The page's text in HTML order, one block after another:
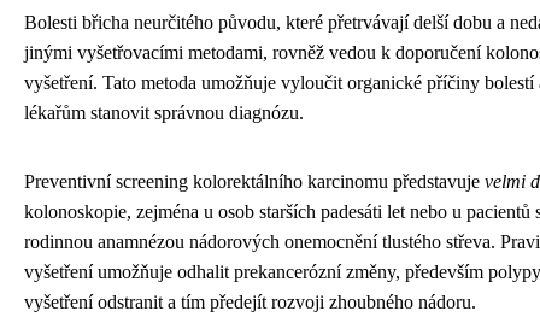
Bolesti břicha neurčitého původu, které přetrvávají delší dobu a
jinými vyšetřovacími metodami, rovněž vedou k doporučení
vyšetření. Tato metoda umožňuje vyloučit organické příčiny bolestí
lékařům stanovit správnou diagnózu.
Preventivní screening kolorektálního karcinomu představuje velmi
kolonoskopie, zejména u osob starších padesáti let nebo u pacientů
rodinnou anamnézou nádorových onemocnění tlustého střeva.
vyšetření umožňuje odhalit prekancerózní změny, především
vyšetření odstranit a tím předejít rozvoji zhoubného nádoru.